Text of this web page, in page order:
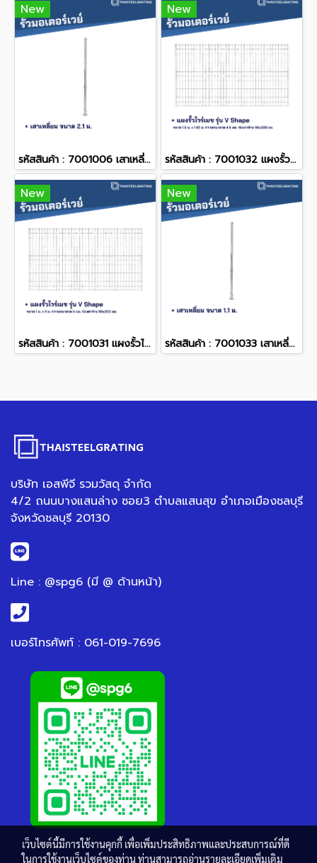
New
รหัสสินค้า : 7001006 เสาเหลี่ยม 2.1 m.
New
รหัสสินค้า : 7001032 แผงรั้วไวร์เมช ขนาด 1.5 x 1.92 m.
New
รหัสสินค้า : 7001031 แผงรั้วไวร์เมช ขนาด 1 x 3 m.
New
รหัสสินค้า : 7001033 เสาเหลี่ยม 1.1 m.
บริษัท เอสพีจี รวมวัสดุ จำกัด
4/2 ถนนบางแสนล่าง ซอย3 ตำบลแสนสุข อำเภอเมืองชลบุรี
จังหวัดชลบุรี 20130
Line : @spg6 (มี @ ด้านหน้า)
เบอร์โทรศัพท์ : 061-019-7696
เว็บไซต์นี้มีการใช้งานคุกกี้ เพื่อเพิ่มประสิทธิภาพและประสบการณ์ที่ดี
ในการใช้งานเว็บไซต์ของท่าน ท่านสามารถอ่านรายละเอียดเพิ่มเติม